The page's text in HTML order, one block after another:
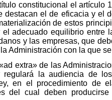
constitucional el artículo
destacan el de eficacia y el
de estos
adecuado equilibrio entre
y las empresas, que
Administración con la que
extra» de las
la audiencia de
en el procedimiento de
del cual deben